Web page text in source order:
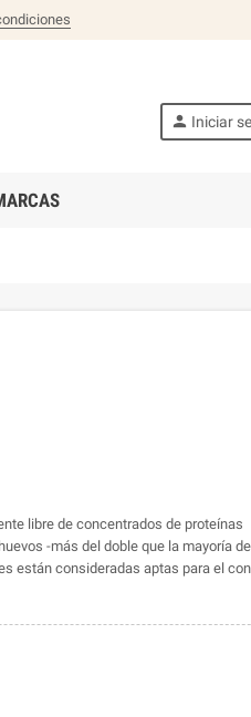
person Iniciar
libre de concentrados de proteínas
-más del doble que la mayoría
están consideradas aptas para el